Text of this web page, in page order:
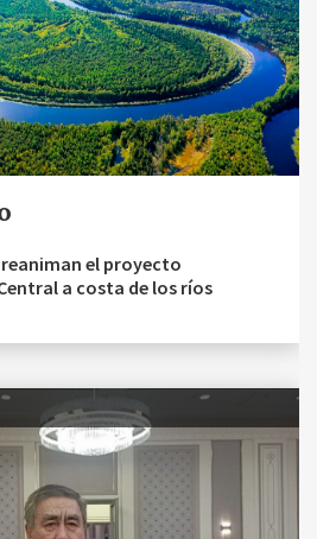
el proyecto
a costa de los ríos